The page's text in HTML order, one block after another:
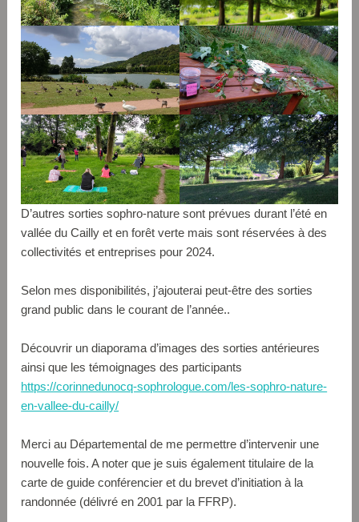
D’autres sorties sophro-nature sont prévues durant l’été en
vallée du Cailly et en forêt verte mais sont réservées à des
collectivités et entreprises pour 2024.
Selon mes disponibilités, j’ajouterai peut-être des sorties
grand public dans le courant de l’année..
Découvrir un diaporama d’images des sorties antérieures
ainsi que les témoignages des participants
https://corinnedunocq-sophrologue.com/les-sophro-nature-
en-vallee-du-cailly/
Merci au Départemental de me permettre d’intervenir une
nouvelle fois. A noter que je suis également titulaire de la
carte de guide conférencier et du brevet d’initiation à la
randonnée (délivré en 2001 par la FFRP).